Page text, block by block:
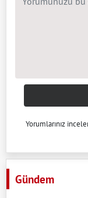
Yorumlarınız
Gündem